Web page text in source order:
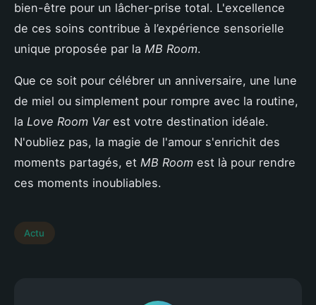
bien-être pour un lâcher-prise total. L'excellence
de ces soins contribue à l’expérience sensorielle
unique proposée par la MB Room.
Que ce soit pour célébrer un anniversaire, une lune
de miel ou simplement pour rompre avec la routine,
la Love Room Varest votre destination idéale.
N'oubliez pas, la magie de l'amour s'enrichit des
moments partagés, et MB Room est là pour rendre
ces moments inoubliables.
Actu